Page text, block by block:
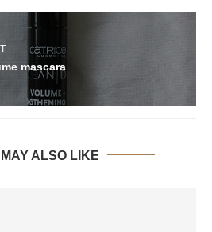
mascara
ALSO LIKE